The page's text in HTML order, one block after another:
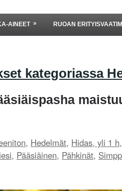
AINEET » RUOAN
kategoriassa
, Hedelmät, Hidas, yli 1 h
, Pääsiäinen, Pähkinät,